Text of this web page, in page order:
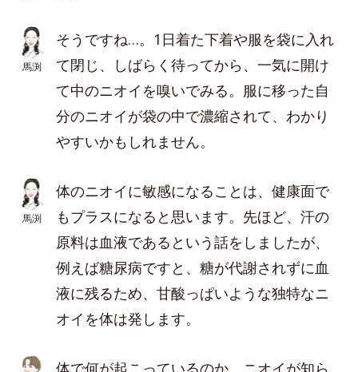
馬渕
そうですね…。1日着た下着や服を袋に入れ
て閉じ、しばらく待ってから、一気に開け
て中のニオイを嗅いでみる。服に移った自
分のニオイが袋の中で濃縮されて、わかり
やすいかもしれません。
馬渕
体のニオイに敏感になることは、健康面で
もプラスになると思います。先ほど、汗の
原料は血液であるという話をしましたが、
例えば糖尿病ですと、糖が代謝されずに血
液に残るため、甘酸っぱいような独特なニ
オイを体は発します。
体で何が起こっているのか、ニオイが知ら